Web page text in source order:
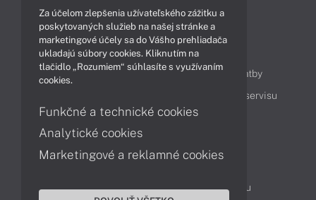
Obsah
Ako nakupovať
Možnosti doručenia a platby
Cenník servisu
Kontakty
Servisné oddelenie
Reklamácia tovaru
Za účelom zlepšenia užívateľského zážitku a
poskytovaných služieb na našej stránke a
marketingové účely sa do Vášho prehliadača
ukladajú súbory cookies. Kliknutím na
tlačidlo „Rozumiem“ súhlasíte s využívaním
cookies.
Funkčné a technické cookies
Analytické cookies
Marketingové a reklamné cookies